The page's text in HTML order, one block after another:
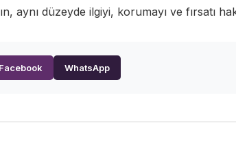
aynı düzeyde ilgiyi, korumayı ve fırsatı
Facebook WhatsApp